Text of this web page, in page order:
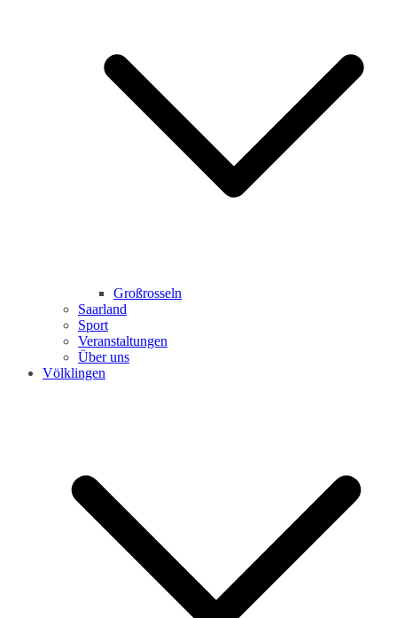
Großrosseln
Saarland
Sport
Veranstaltungen
Über uns
Völklingen